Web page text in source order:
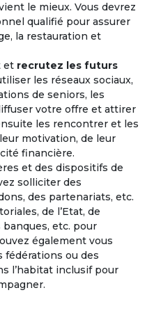
le mieux. Vous devrez
qualifié pour assurer
la restauration et
et recrutez les futurs
les réseaux sociaux,
de seniors, les
votre offre et attirer
les rencontrer et les
motivation, de leur
financière.
et des dispositifs de
solliciter des
des partenariats, etc.
de l’Etat, de
banques, etc. pour
également vous
fédérations ou des
l’habitat inclusif pour
l'expérience de vie
et tolérante. Il faut
de cet affect naissant
que c'est le bon choix
marcher."
Suivant
- 71 ans
achat